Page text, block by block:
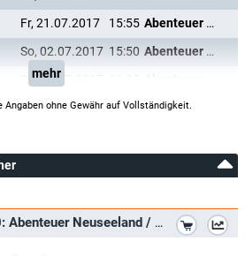
Fr, 21.07.2017 15:55
Abenteuer Karibik
So, 02.07.2017 15:50
Abenteuer Karibik
Sa, 01.07.2017
mehr
ohne Gewähr auf Vollständigkeit.
Terra X - Edition Vol. 10: Abenteuer Neuseeland / Patagonien / Polarkreis / Südsee / Karibik [3 DVDs]